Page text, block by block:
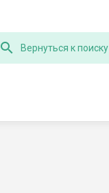
Вернуться к поиску